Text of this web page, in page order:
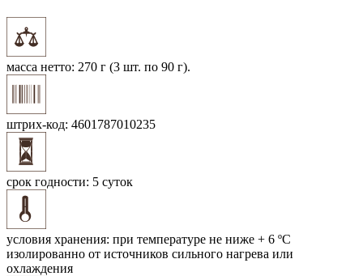
масса нетто: 270 г (3 шт. по 90 г).
штрих-код: 4601787010235
срок годности: 5 суток
условия хранения: при температуре не ниже + 6 ºС
изолированно от источников сильного нагрева или
охлаждения